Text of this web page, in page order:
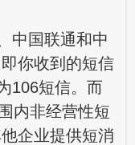
国联通和中
你收到的短信
106短信。而
内非经营性短
企业提供短消